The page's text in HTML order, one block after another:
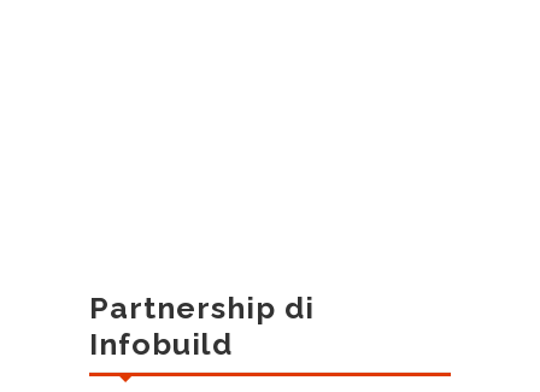
Partnership di
Infobuild